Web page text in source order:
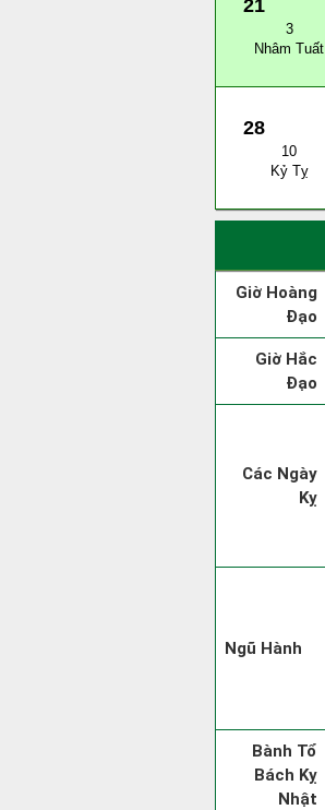
21
3
Nhâm Tuất
28
10
Kỷ Tỵ
Giờ Hoàng
Đạo
Giờ Hắc
Đạo
Các Ngày
Kỵ
Ngũ Hành
Bành Tổ
Bách Kỵ
Nhật